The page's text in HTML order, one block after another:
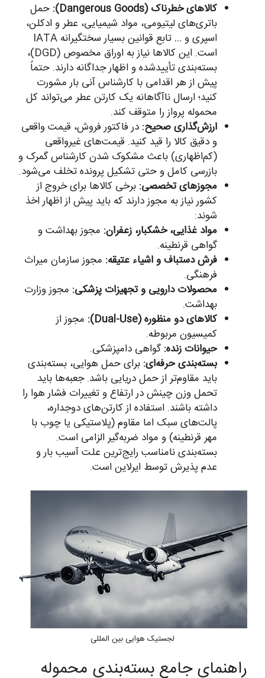
کالاهای خطرناک (Dangerous Goods):
حمل
باتری‌های لیتیومی، مواد شیمیایی، عطر و ادکلن،
اسپری و … تابع قوانین بسیار سختگیرانه IATA
است. این کالاها نیاز به اوراق مخصوص (DGD)،
بسته‌بندی تأییدشده و اظهار جداگانه دارند. حتماً
پیش از هر اقدامی با کارشناس آنی بار مشورت
کنید؛ ارسال ناآگاهانه یک کارتن عطر می‌تواند کل
محموله پرواز را متوقف کند.
ارزش‌گذاری صحیح:در فاکتور فروش، قیمت واقعی
و دقیق کالا را قید کنید. قیمت‌های غیرواقعی
(کم‌اظهاری) باعث مشکوک‌ شدن کارشناس گمرک و
بازرسی کامل و حتی تشکیل پرونده تخلف می‌شود.
مجوزهای تخصصی:برخی کالاها برای خروج از
کشور نیاز به مجوز دارند که باید پیش از اظهار اخذ
شوند:
مواد غذایی، خشکبار، زعفران:مجوز بهداشت و
گواهی قرنطینه.
فرش دستباف و اشیاء عتیقه:مجوز سازمان میراث
فرهنگی.
محصولات دارویی و تجهیزات پزشکی:مجوز وزارت
بهداشت.
کالاهای دو منظوره (Dual-Use):
مجوز از
کمیسیون مربوطه.
حیوانات زنده: گواهی دامپزشکی.
بسته‌بندی حرفه‌ای:برای حمل هوایی، بسته‌بندی
باید مقاوم‌تر از حمل دریایی باشد. جعبه‌ها باید
تحمل وزن چینش در ارتفاع و تغییرات فشار هوا را
داشته باشند. استفاده از کارتن‌های دوجداره،
پالت‌های سبک اما مقاوم (پلاستیکی یا چوب با
مهر قرنطینه) و مواد ضربه‌گیر الزامی است.
بسته‌بندی نامناسب رایج‌ترین علت آسیب بار و
عدم پذیرش توسط ایرلاین است.
لجستیک هوایی بین المللی
راهنمای جامع بسته‌بندی محموله